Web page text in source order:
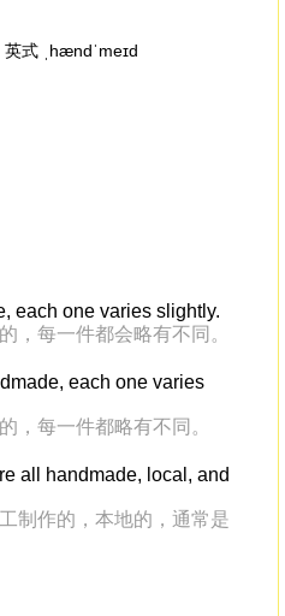
英式 ˌhændˈmeɪd
each one varies slightly.
，每一件都会略有不同。
each one varies
，每一件都略有不同。
all handmade, local, and
制作的，本地的，通常是